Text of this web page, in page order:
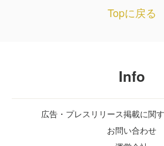
Topに戻る
Info
広告・プレスリリース掲載に関
お問い合わせ